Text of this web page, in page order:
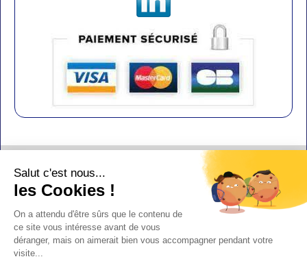
Mentions légales
Salut c'est nous...
les Cookies !
On a attendu d'être sûrs que le contenu de
ce site vous intéresse avant de vous
déranger, mais on aimerait bien vous accompagner pendant votre
visite...